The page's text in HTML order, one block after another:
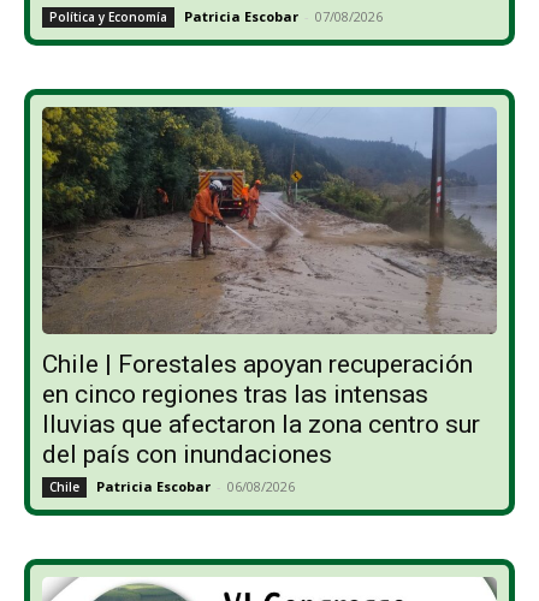
Política y Economía Patricia Escobar - 07/08/2026
Chile | Forestales apoyan recuperación
en cinco regiones tras las intensas
lluvias que afectaron la zona centro sur
del país con inundaciones
Chile Patricia Escobar - 06/08/2026